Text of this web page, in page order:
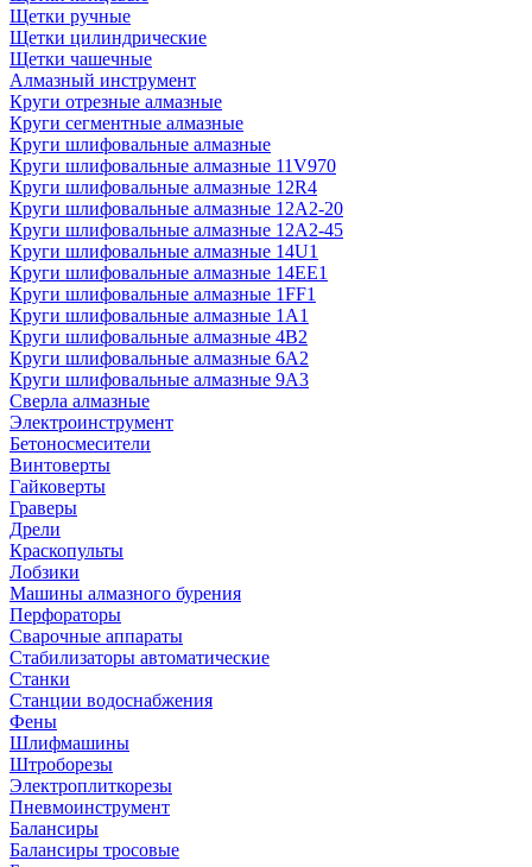
Щетки ручные
Щетки цилиндрические
Щетки чашечные
Алмазный инструмент
Круги отрезные алмазные
Круги сегментные алмазные
Круги шлифовальные алмазные
Круги шлифовальные алмазные 11V970
Круги шлифовальные алмазные 12R4
Круги шлифовальные алмазные 12А2-20
Круги шлифовальные алмазные 12А2-45
Круги шлифовальные алмазные 14U1
Круги шлифовальные алмазные 14ЕЕ1
Круги шлифовальные алмазные 1FF1
Круги шлифовальные алмазные 1А1
Круги шлифовальные алмазные 4В2
Круги шлифовальные алмазные 6A2
Круги шлифовальные алмазные 9А3
Сверла алмазные
Электроинструмент
Бетоносмесители
Винтоверты
Гайковерты
Граверы
Дрели
Краскопульты
Лобзики
Машины алмазного бурения
Перфораторы
Сварочные аппараты
Стабилизаторы автоматические
Станки
Станции водоснабжения
Фены
Шлифмашины
Штроборезы
Электроплиткорезы
Пневмоинструмент
Балансиры
Балансиры тросовые